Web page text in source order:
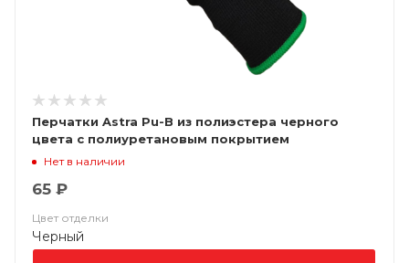
Перчатки Astra Pu-B из полиэстера черного
цвета с полиуретановым покрытием
Нет в наличии
65 ₽
Цвет отделки
Черный